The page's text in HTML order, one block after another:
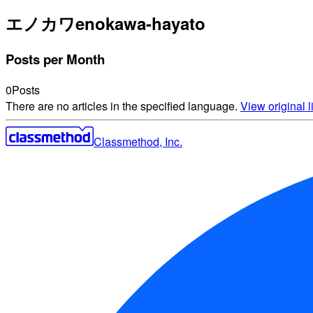
エノカワenokawa-hayato
Posts per Month
0Posts
There are no articles in the specified language. View original
Classmethod, Inc.